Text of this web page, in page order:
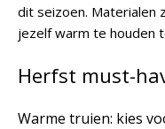
dit seizoen. Materialen
jezelf warm te houden
Herfst must-
Warme truien: kies